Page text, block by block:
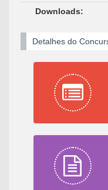
Downloads:
Detalhes do